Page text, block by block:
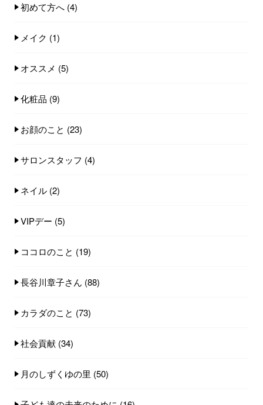
初めて方へ (4)
メイク (1)
オススメ (5)
化粧品 (9)
お顔のこと (23)
サロンスタッフ (4)
ネイル (2)
VIPデー (5)
ココロのこと (19)
長谷川章子さん (88)
カラダのこと (73)
社会貢献 (34)
月のしずくゆの里 (50)